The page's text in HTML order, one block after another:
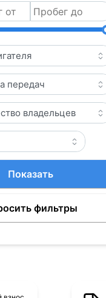
передач
владельцев
Показать
фильтры